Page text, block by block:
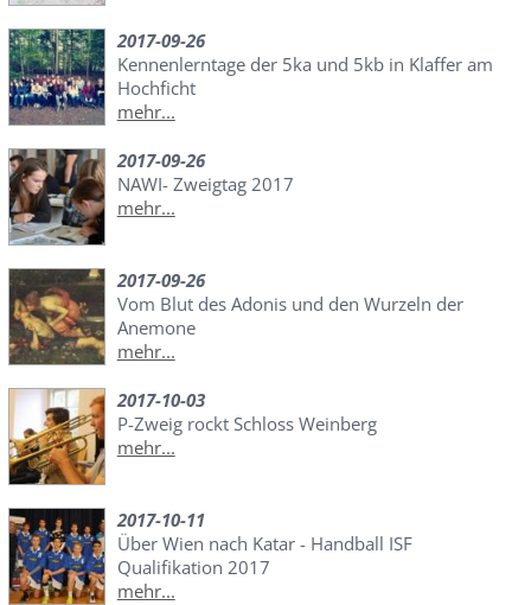
2017-09-26
Kennenlerntage der 5ka und 5kb in Klaffer am
Hochficht
mehr...
2017-09-26
NAWI- Zweigtag 2017
mehr...
2017-09-26
Vom Blut des Adonis und den Wurzeln der
Anemone
mehr...
2017-10-03
P-Zweig rockt Schloss Weinberg
mehr...
2017-10-11
Über Wien nach Katar - Handball ISF
Qualifikation 2017
mehr...